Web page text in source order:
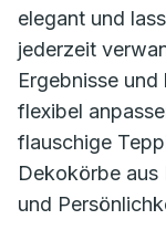
elegant und
jederzeit
Ergebnisse
flexibel
flauschige
Dekokörbe aus
und